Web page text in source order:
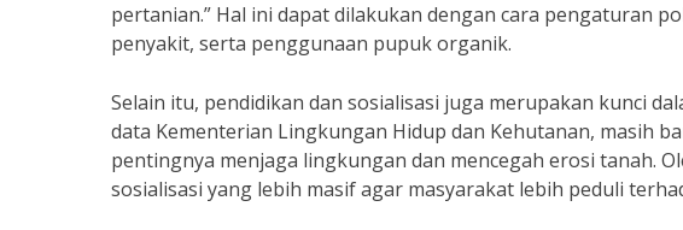
pertanian.” Hal ini dapat dilakukan dengan cara pengaturan
penyakit, serta penggunaan pupuk organik.
Selain itu, pendidikan dan sosialisasi juga merupakan kunci
data Kementerian Lingkungan Hidup dan Kehutanan, masih
pentingnya menjaga lingkungan dan mencegah erosi tanah.
sosialisasi yang lebih masif agar masyarakat lebih peduli